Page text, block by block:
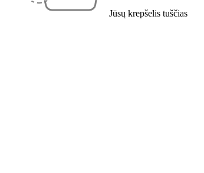
Jūsų krepšelis tuščias